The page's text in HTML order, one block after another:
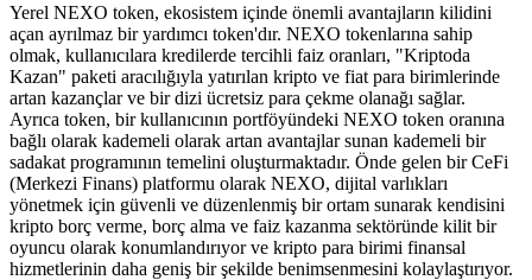
Yerel NEXO token, ekosistem içinde önemli avantajların kilidini
açan ayrılmaz bir yardımcı token'dır. NEXO tokenlarına sahip
olmak, kullanıcılara kredilerde tercihli faiz oranları, "Kriptoda
Kazan" paketi aracılığıyla yatırılan kripto ve fiat para birimlerinde
artan kazançlar ve bir dizi ücretsiz para çekme olanağı sağlar.
Ayrıca token, bir kullanıcının portföyündeki NEXO token oranına
bağlı olarak kademeli olarak artan avantajlar sunan kademeli bir
sadakat programının temelini oluşturmaktadır. Önde gelen bir CeFi
(Merkezi Finans) platformu olarak NEXO, dijital varlıkları
yönetmek için güvenli ve düzenlenmiş bir ortam sunarak kendisini
kripto borç verme, borç alma ve faiz kazanma sektöründe kilit bir
oyuncu olarak konumlandırıyor ve kripto para birimi finansal
hizmetlerinin daha geniş bir şekilde benimsenmesini kolaylaştırıyor.